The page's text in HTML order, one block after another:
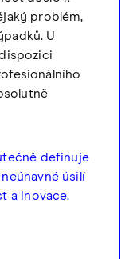
problém,
U
definuje
úsilí
a inovace.